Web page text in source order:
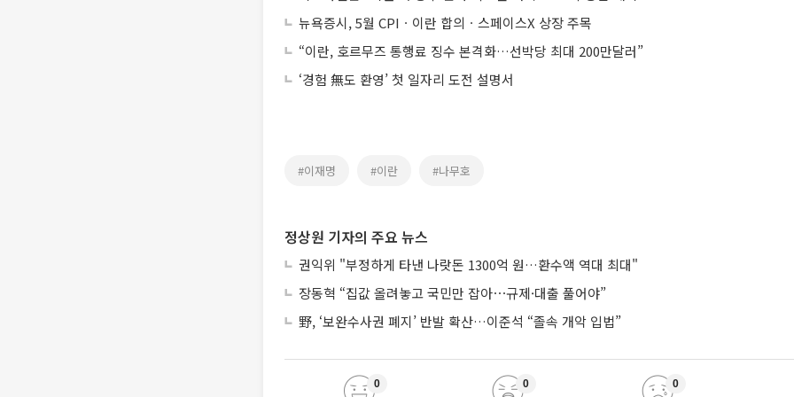
뉴욕증시, 5월 CPIㆍ이란 합의ㆍ스페이스X 상장 주목
“이란, 호르무즈 통행료 징수 본격화…선박당 최대 200만달러”
‘경험 無도 환영’ 첫 일자리 도전 설명서
#이재명 #이란 #나무호
정상원 기자의 주요 뉴스
권익위 "부정하게 타낸 나랏돈 1300억 원…환수액 역대 최대"
장동혁 “집값 올려놓고 국민만 잡아⋯규제·대출 풀어야”
野, ‘보완수사권 폐지’ 반발 확산…이준석 “졸속 개악 입법”
0 0 0